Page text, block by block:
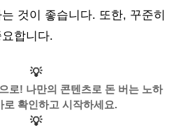
것이 좋습니다. 또한, 꾸준히
합니다.
💡
로! 나만의 콘텐츠로 돈 버는 노하
로 확인하고 시작하세요.
💡